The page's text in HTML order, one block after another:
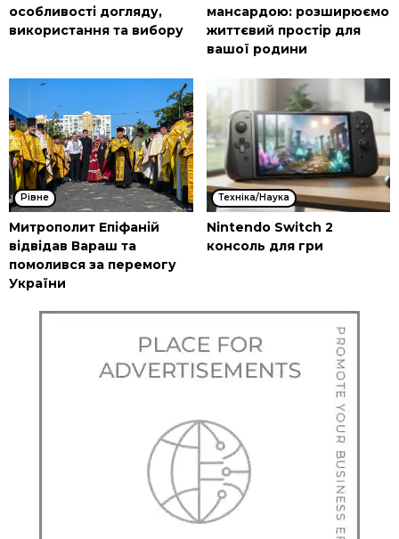
особливості догляду,
використання та вибору
мансардою: розширюємо
життєвий простір для
вашої родини
Рівне
Митрополит Епіфаній
відвідав Вараш та
помолився за перемогу
України
Техніка/Наука
Nintendo Switch 2
консоль для гри